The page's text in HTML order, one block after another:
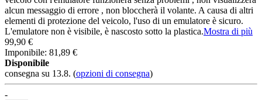
alcun messaggio di errore , non bloccherà il volante. A causa di altri
elementi di protezione del veicolo, l'uso di un emulatore è sicuro.
L'emulatore non è visibile, è nascosto sotto la plastica.Mostra di più
99,90 €
Imponibile: 81,89 €
Disponibile
consegna su 13.8. (opzioni di consegna)
-